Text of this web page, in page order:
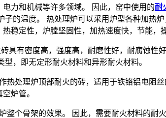
力和机械等许多领域。 因此，窑中使用的耐
的温度。 热处理炉可以采用炉型各种加热
稳定性，炉膛坚固性，加热速度快，节能，
具有密度高，强度高，耐磨性好，耐腐蚀
，即无定形耐火材料和异形耐火材料。
处理炉顶部耐火的砖，适用于铁铬铝电阻
炉管。
整个骨架的效果。 因此，需要耐火材料的